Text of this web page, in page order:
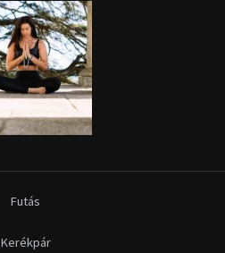
Futás
Kerékpár